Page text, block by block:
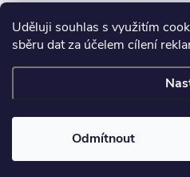
Uděluji souhlas s využitím
sběru dat za účelem cílení
Odmítnout